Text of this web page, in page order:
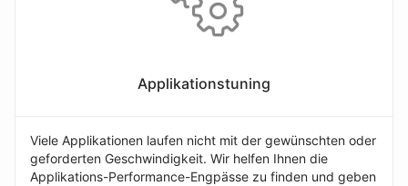
Applikationstuning
Viele Applikationen laufen nicht mit der gewünschten oder
geforderten Geschwindigkeit. Wir helfen Ihnen die
Applikations-Performance-Engpässe zu finden und geben